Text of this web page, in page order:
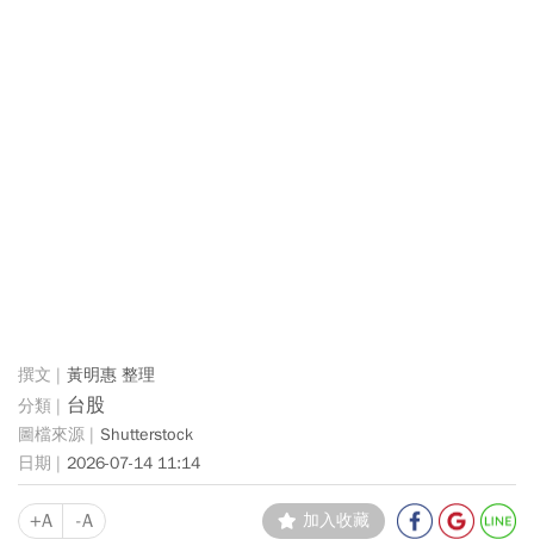
黃明惠 整理
台股
Shutterstock
2026-07-14 11:14
+A -A 加入收藏